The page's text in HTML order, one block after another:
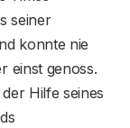
seiner
konnte nie
einst genoss.
Hilfe seines